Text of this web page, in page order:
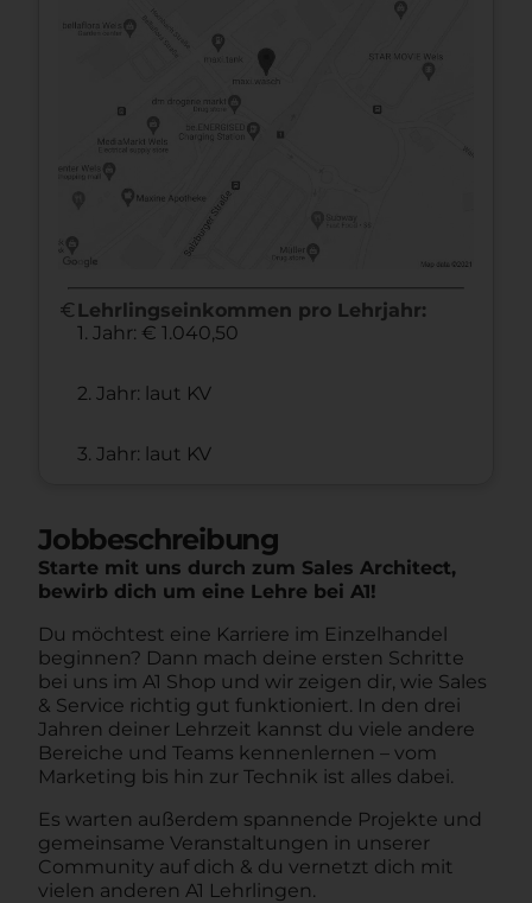
euro Lehrlingseinkommen pro Lehrjahr:
1. Jahr: € 1.040,50
2. Jahr: laut KV
3. Jahr: laut KV
Jobbeschreibung
Starte mit uns durch zum Sales Architect,
bewirb dich um eine Lehre bei A1!
Du möchtest eine Karriere im Einzelhandel
beginnen? Dann mach deine ersten Schritte
bei uns im A1 Shop und wir zeigen dir, wie Sales
& Service richtig gut funktioniert. In den drei
Jahren deiner Lehrzeit kannst du viele andere
Bereiche und Teams kennenlernen – vom
Marketing bis hin zur Technik ist alles dabei.
Es warten außerdem spannende Projekte und
gemeinsame Veranstaltungen in unserer
Community auf dich & du vernetzt dich mit
vielen anderen A1 Lehrlingen.